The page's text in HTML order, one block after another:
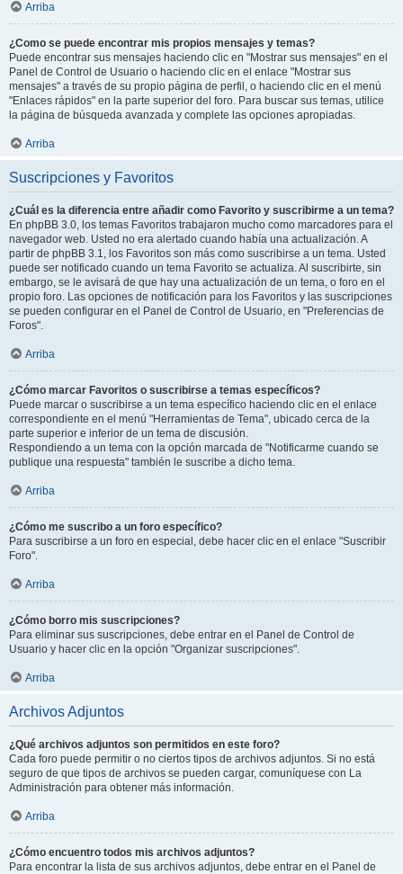
Arriba
¿Como se puede encontrar mis propios mensajes y temas?
Puede encontrar sus mensajes haciendo clic en "Mostrar sus mensajes" en el
Panel de Control de Usuario o haciendo clic en el enlace "Mostrar sus
mensajes" a través de su propio página de perfil, o haciendo clic en el menú
"Enlaces rápidos" en la parte superior del foro. Para buscar sus temas, utilice
la página de búsqueda avanzada y complete las opciones apropiadas.
Arriba
Suscripciones y Favoritos
¿Cuál es la diferencia entre añadir como Favorito y suscribirme a un tema?
En phpBB 3.0, los temas Favoritos trabajaron mucho como marcadores para el
navegador web. Usted no era alertado cuando había una actualización. A
partir de phpBB 3.1, los Favoritos son más como suscribirse a un tema. Usted
puede ser notificado cuando un tema Favorito se actualiza. Al suscribirte, sin
embargo, se le avisará de que hay una actualización de un tema, o foro en el
propio foro. Las opciones de notificación para los Favoritos y las suscripciones
se pueden configurar en el Panel de Control de Usuario, en "Preferencias de
Foros".
Arriba
¿Cómo marcar Favoritos o suscribirse a temas específicos?
Puede marcar o suscribirse a un tema específico haciendo clic en el enlace
correspondiente en el menú "Herramientas de Tema", ubicado cerca de la
parte superior e inferior de un tema de discusión.
Respondiendo a un tema con la opción marcada de "Notificarme cuando se
publique una respuesta" también le suscribe a dicho tema.
Arriba
¿Cómo me suscribo a un foro específico?
Para suscribirse a un foro en especial, debe hacer clic en el enlace "Suscribir
Foro".
Arriba
¿Cómo borro mis suscripciones?
Para eliminar sus suscripciones, debe entrar en el Panel de Control de
Usuario y hacer clic en la opción "Organizar suscripciones".
Arriba
Archivos Adjuntos
¿Qué archivos adjuntos son permitidos en este foro?
Cada foro puede permitir o no ciertos tipos de archivos adjuntos. Si no está
seguro de que tipos de archivos se pueden cargar, comuníquese con La
Administración para obtener más información.
Arriba
¿Cómo encuentro todos mis archivos adjuntos?
Para encontrar la lista de sus archivos adjuntos, debe entrar en el Panel de